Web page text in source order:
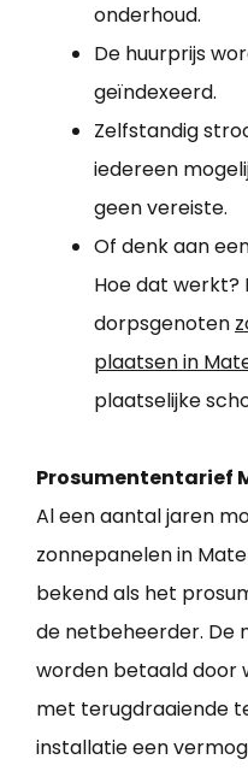
onderhoud.
De huurprijs
geïndexeerd.
Zelfstandig
iedereen
geen vereiste.
Of denk aan
Hoe dat werkt?
dorpsgenoten
plaatsen in
plaatselijke
Prosumententarief
Al een aantal jaren
zonnepanelen in
bekend als het
de netbeheerder. De
worden betaald door
met terugdraaiende
installatie een